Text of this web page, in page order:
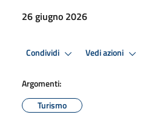
26 giugno 2026
Condividi Vedi azioni
Argomenti:
Turismo